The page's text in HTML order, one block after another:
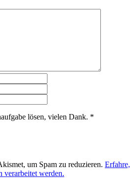
lösen, vielen Dank. *
um Spam zu reduzieren. Erfahre,
verarbeitet werden.